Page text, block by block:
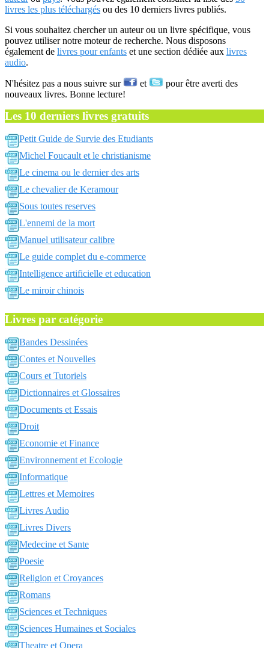
livres les plus téléchargés ou des 10 derniers livres publiés.
Si vous souhaitez chercher un auteur ou un livre spécifique, vous
pouvez utiliser notre moteur de recherche. Nous disposons
également de livres pour enfants et une section dédiée aux livres
audio.
N'hésitez pas a nous suivre sur et
pour être averti des
nouveaux livres. Bonne lecture!
Les 10 derniers livres gratuits
Petit Guide de Survie des Etudiants
Michel Foucault et le christianisme
Le cinema ou le dernier des arts
Le chevalier de Keramour
Sous toutes reserves
L'ennemi de la mort
Manuel utilisateur calibre
Le guide complet du e-commerce
Intelligence artificielle et education
Le miroir chinois
Livres par catégorie
Bandes Dessinées
Contes et Nouvelles
Cours et Tutoriels
Dictionnaires et Glossaires
Documents et Essais
Droit
Economie et Finance
Environnement et Ecologie
Informatique
Lettres et Memoires
Livres Audio
Livres Divers
Medecine et Sante
Poesie
Religion et Croyances
Romans
Sciences et Techniques
Sciences Humaines et Sociales
Theatre et Opera